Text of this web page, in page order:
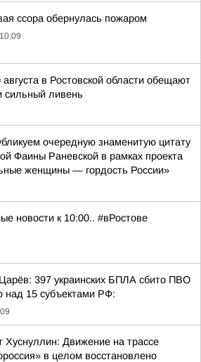
ссора обернулась пожаром
10:09
августа в Ростовской области обещают
сильный ливень
очередную знаменитую цитату
Фаины Раневской в рамках проекта
женщины — гордость России»
новости к 10:00.. #вРостове
397 украинских БПЛА сбито ПВО
над 15 субъектами РФ:
Хуснуллин: Движение на трассе
в целом восстановлено